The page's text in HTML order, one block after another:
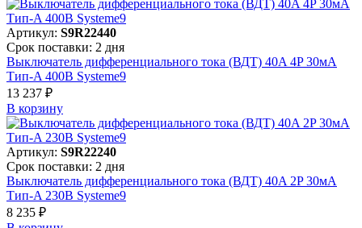
Артикул: S9R22440
Срок поставки: 2 дня
Выключатель дифференциального тока (ВДТ) 40A 4P 30мА
Тип-A 400В Systeme9
13 237 ₽
В корзинy
Артикул: S9R22240
Срок поставки: 2 дня
Выключатель дифференциального тока (ВДТ) 40A 2P 30мА
Тип-A 230В Systeme9
8 235 ₽